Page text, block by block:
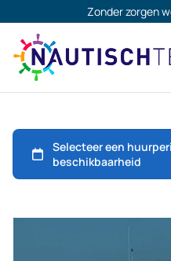
Zonder zorgen